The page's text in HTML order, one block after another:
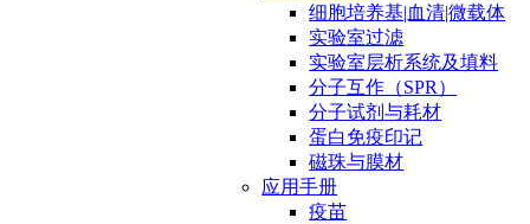
细胞培养基|血清|微载体
实验室过滤
实验室层析系统及填料
分子互作（SPR）
分子试剂与耗材
蛋白免疫印记
磁珠与膜材
应用手册
疫苗